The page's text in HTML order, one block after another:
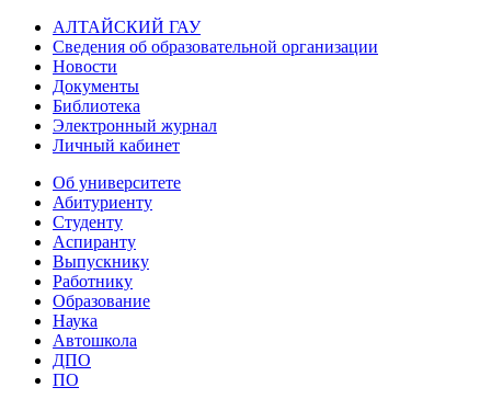
АЛТАЙСКИЙ ГАУ
Сведения об образовательной организации
Новости
Документы
Библиотека
Электронный журнал
Личный кабинет
Об университете
Абитуриенту
Студенту
Аспиранту
Выпускнику
Работнику
Образование
Наука
Автошкола
ДПО
ПО